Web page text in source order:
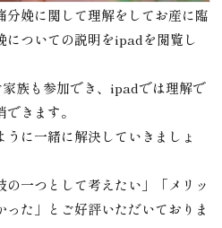
分娩に関して理解をしてお産に臨
についての説明をipadを閲覧し
族も参加でき、ipadでは理解で
きます。
に一緒に解決していきましょ
一つとして考えたい」「メリッ
った」とご好評いただいておりま